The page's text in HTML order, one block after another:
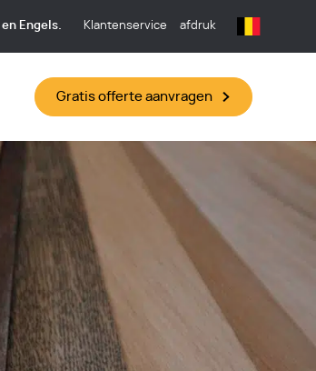
Engels. Klantenservice afdruk
Gratis offerte aanvragen